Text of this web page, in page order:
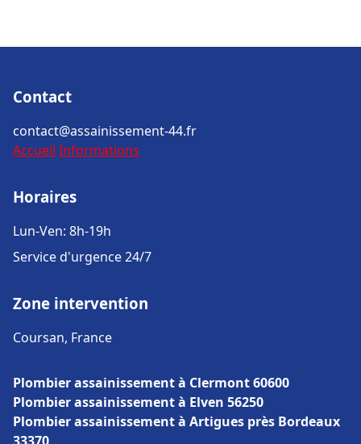
Contact
contact@assainissement-44.fr
Accueil Informations
Horaires
Lun-Ven: 8h-19h
Service d'urgence 24/7
Zone intervention
Coursan, France
Plombier assainissement à Clermont 60600
Plombier assainissement à Elven 56250
Plombier assainissement à Artigues près Bordeaux